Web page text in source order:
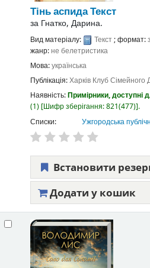
Тінь аспидаТекст
за Гнатко, Дарина.
Вид матеріалу: Текст; формат:
жанр:не белетристика
Мова:українська
Публікація:Харків Клуб Сімейного
Наявність:Примірники, доступні
(1) Шифр зберігання:821(477) .
Списки:
Ужгородська
Встановити
Додати у кошик